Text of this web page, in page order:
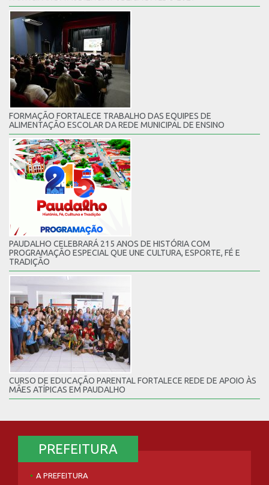
FORMAÇÃO FORTALECE TRABALHO DAS EQUIPES DE
ALIMENTAÇÃO ESCOLAR DA REDE MUNICIPAL DE ENSINO
PAUDALHO CELEBRARÁ 215 ANOS DE HISTÓRIA COM
PROGRAMAÇÃO ESPECIAL QUE UNE CULTURA, ESPORTE, FÉ E
TRADIÇÃO
CURSO DE EDUCAÇÃO PARENTAL FORTALECE REDE DE APOIO ÀS
MÃES ATÍPICAS EM PAUDALHO
PREFEITURA
A PREFEITURA